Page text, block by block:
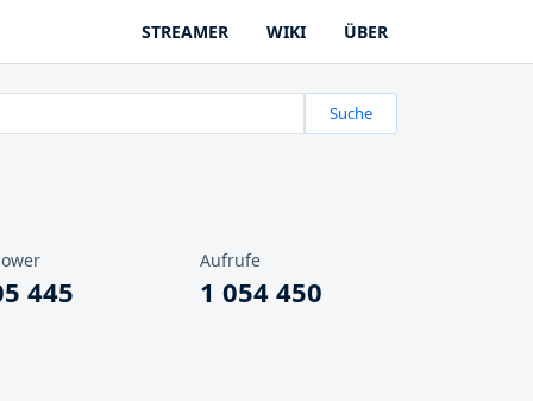
STREAMER WIKI ÜBER
Suche
445
Aufrufe
1 054 450